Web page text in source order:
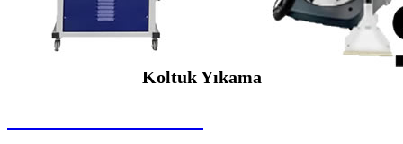
Koltuk Yıkama